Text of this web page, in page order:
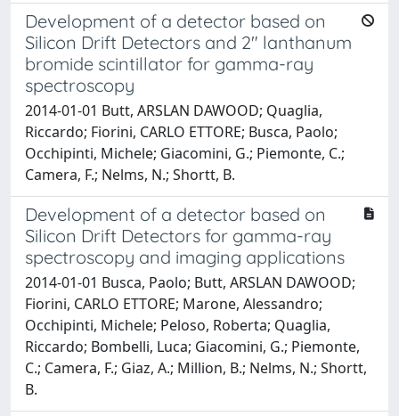
Development of a detector based on
Silicon Drift Detectors and 2″ lanthanum
bromide scintillator for gamma-ray
spectroscopy
2014-01-01 Butt, ARSLAN DAWOOD; Quaglia,
Riccardo; Fiorini, CARLO ETTORE; Busca, Paolo;
Occhipinti, Michele; Giacomini, G.; Piemonte, C.;
Camera, F.; Nelms, N.; Shortt, B.
Development of a detector based on
Silicon Drift Detectors for gamma-ray
spectroscopy and imaging applications
2014-01-01 Busca, Paolo; Butt, ARSLAN DAWOOD;
Fiorini, CARLO ETTORE; Marone, Alessandro;
Occhipinti, Michele; Peloso, Roberta; Quaglia,
Riccardo; Bombelli, Luca; Giacomini, G.; Piemonte,
C.; Camera, F.; Giaz, A.; Million, B.; Nelms, N.; Shortt,
B.